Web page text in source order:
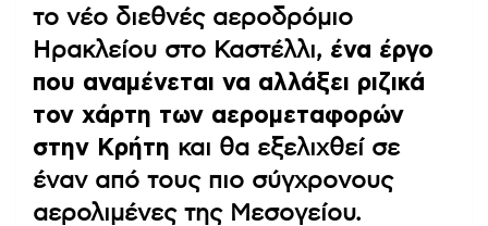
το νέο διεθνές αεροδρόμιο
Ηρακλείου στο Καστέλλι, ένα έργο
που αναμένεται να αλλάξει ριζικά
τον χάρτη των αερομεταφορών
στην Κρήτη και θα εξελιχθεί σε
έναν από τους πιο σύγχρονους
αερολιμένες της Μεσογείου.